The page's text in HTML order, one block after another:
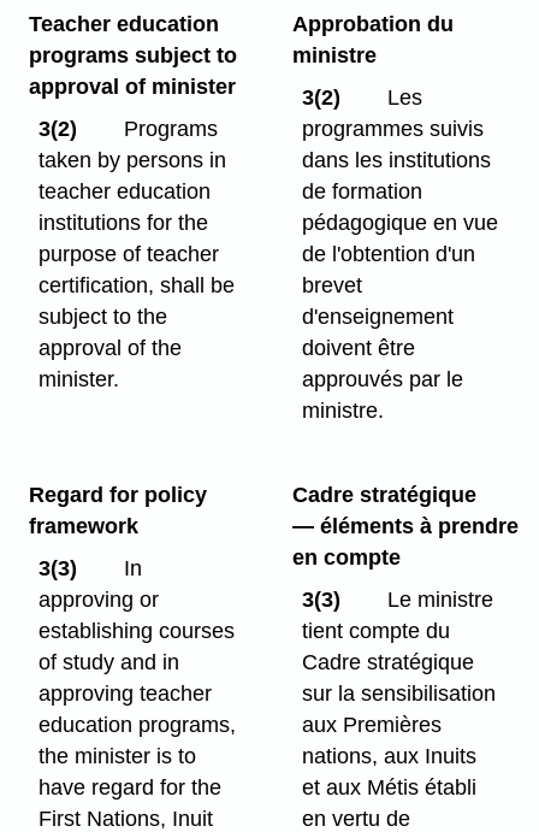
Teacher education
programs subject to
approval of minister
3(2)
Programs
taken by persons in
teacher education
institutions for the
purpose of teacher
certification, shall be
subject to the
approval of the
minister.
Approbation du
ministre
3(2)
Les
programmes suivis
dans les institutions
de formation
pédagogique en vue
de l'obtention d'un
brevet
d'enseignement
doivent être
approuvés par le
ministre.
Regard for policy
framework
3(3)
In
approving or
establishing courses
of study and in
approving teacher
education programs,
the minister is to
have regard for the
First Nations, Inuit
Cadre stratégique
— éléments à prendre
en compte
3(3)
Le ministre
tient compte du
Cadre stratégique
sur la sensibilisation
aux Premières
nations, aux Inuits
et aux Métis établi
en vertu de